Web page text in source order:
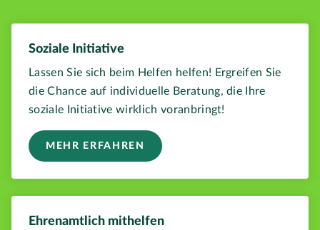
Soziale Initiative
Lassen Sie sich beim Helfen helfen! Ergreifen Sie
die Chance auf individuelle Beratung, die Ihre
soziale Initiative wirklich voranbringt!
MEHR ERFAHREN
Ehrenamtlich mithelfen